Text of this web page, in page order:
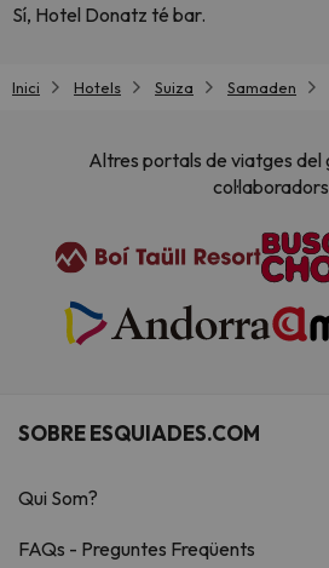
Sí, Hotel Donatz té bar.
Inici Hotels Suiza Samaden
Altres portals de viatges del
col·laboradors
SOBRE ESQUIADES.COM
Qui Som?
FAQs - Preguntes Freqüents